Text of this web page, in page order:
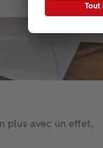
plus avec un effet.